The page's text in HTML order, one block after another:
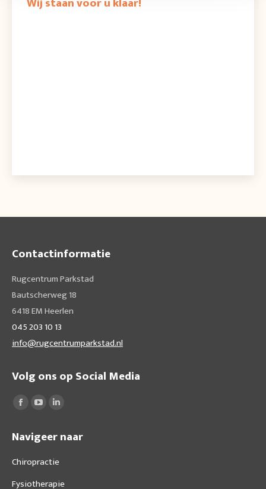
Contactinformatie
Rugcentrum Parkstad
Bautscherweg 18
6418 EM Heerlen
045 203 10 13
info@rugcentrumparkstad.nl
Volg ons op Social Media
Vind ons op:
Facebook
opens
in
new
YouTube
opens
Linkedin
opens
Navigeer naar
Chiropractie
Fysiotherapie